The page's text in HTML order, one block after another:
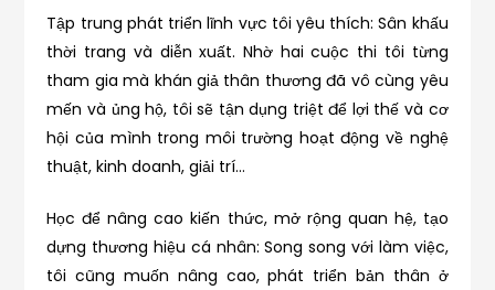
Tập trung phát triển lĩnh vực tôi yêu thích: Sân khấu
thời trang và diễn xuất. Nhờ hai cuộc thi tôi từng
tham gia mà khán giả thân thương đã vô cùng yêu
mến và ủng hộ, tôi sẽ tận dụng triệt để lợi thế và cơ
hội của mình trong môi trường hoạt động về nghệ
thuật, kinh doanh, giải trí…
Học để nâng cao kiến thức, mở rộng quan hệ, tạo
dựng thương hiệu cá nhân: Song song với làm việc,
tôi cũng muốn nâng cao, phát triển bản thân ở